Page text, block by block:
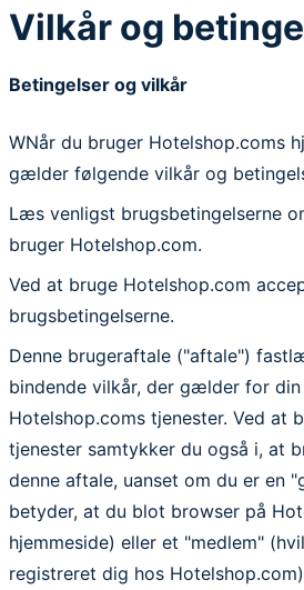
Vilkår og
Betingelser og vilkår
WNår du bruger Hotelshop.coms
gælder følgende vilkår og
Læs venligst brugsbetingelserne
bruger Hotelshop.com.
Ved at bruge Hotelshop.com
brugsbetingelserne.
Denne brugeraftale ("aftale")
bindende vilkår, der gælder for
Hotelshop.coms tjenester. Ved at
tjenester samtykker du også i, at
denne aftale, uanset om du er en
betyder, at du blot browser på
hjemmeside) eller et "medlem"
registreret dig hos